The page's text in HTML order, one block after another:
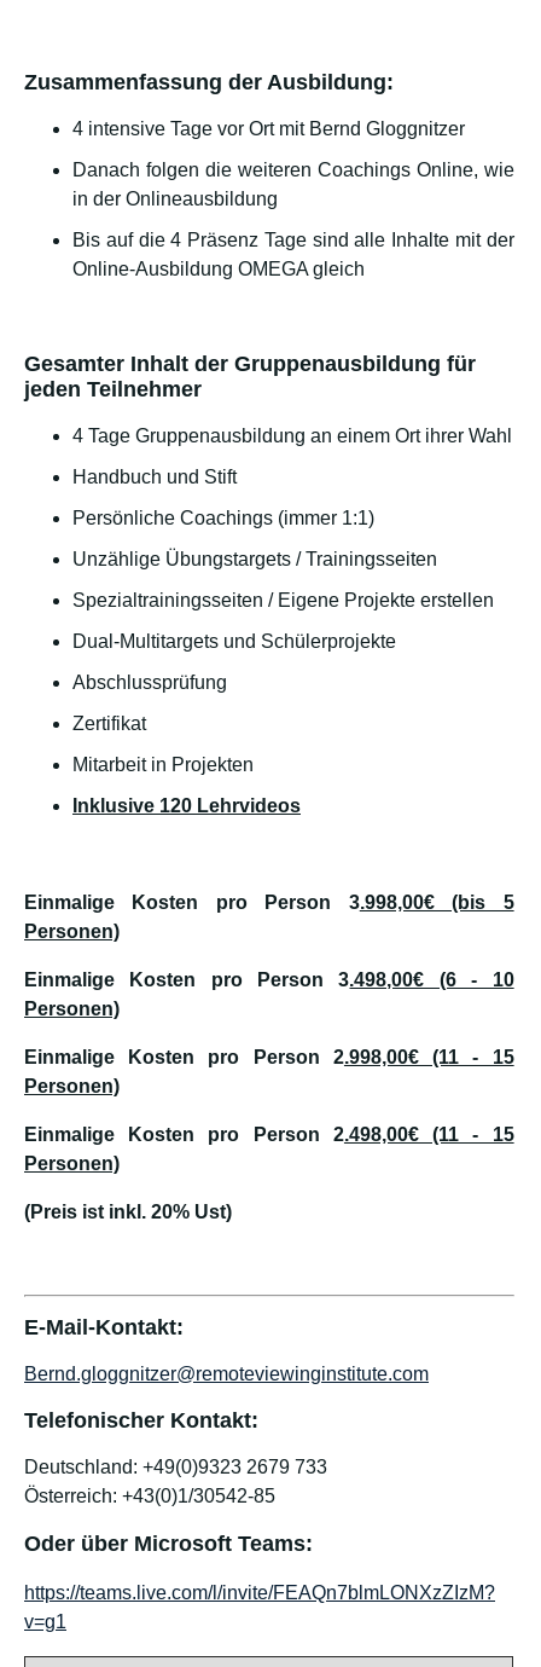
Zusammenfassung der Ausbildung:
4 intensive Tage vor Ort mit Bernd Gloggnitzer
Danach folgen die weiteren Coachings Online, wie
in der Onlineausbildung
Bis auf die 4 Präsenz Tage sind alle Inhalte mit der
Online-Ausbildung OMEGA gleich
Gesamter Inhalt der Gruppenausbildung für
jeden Teilnehmer
4 Tage Gruppenausbildung an einem Ort ihrer Wahl
Handbuch und Stift
Persönliche Coachings (immer 1:1)
Unzählige Übungstargets / Trainingsseiten
Spezialtrainingsseiten / Eigene Projekte erstellen
Dual-Multitargets und Schülerprojekte
Abschlussprüfung
Zertifikat
Mitarbeit in Projekten
Inklusive 120 Lehrvideos
Einmalige Kosten pro Person 3.998,00€ (bis 5
Personen)
Einmalige Kosten pro Person 3.498,00€ (6 - 10
Personen)
Einmalige Kosten pro Person 2.998,00€ (11 - 15
Personen)
Einmalige Kosten pro Person 2.498,00€ (11 - 15
Personen)
(Preis ist inkl. 20% Ust)
E-Mail-Kontakt:
Bernd.gloggnitzer@remoteviewinginstitute.com
Telefonischer Kontakt:
Deutschland: +49(0)9323 2679 733
Österreich: +43(0)1/30542-85
Oder über Microsoft Teams:
https://teams.live.com/l/invite/FEAQn7blmLONXzZIzM?
v=g1